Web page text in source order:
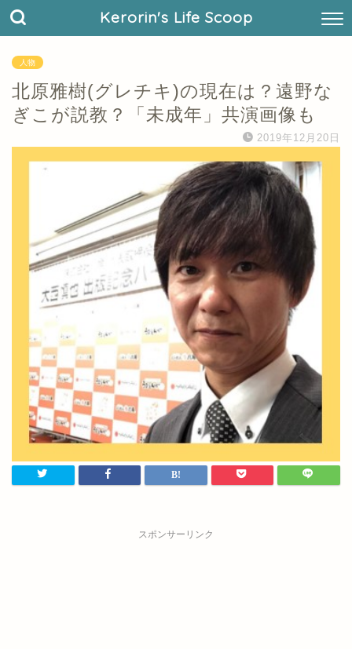
Kerorin's Life Scoop
人物
北原雅樹(グレチキ)の現在は？遠野な
ぎこが説教？「未成年」共演画像も
2019年12月20日
スポンサーリンク